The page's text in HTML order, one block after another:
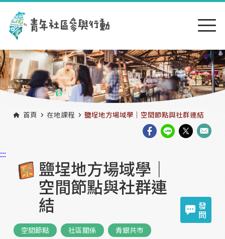
跳到主要內容區塊
首頁 在地課程 鹽埕地方場域學｜空間節點與社群連結
:::
鹽埕地方場域學｜
空間節點與社群連
結
空間節點 社區關係
青銀共市
發
問